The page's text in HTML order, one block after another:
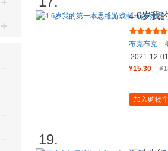
4-6岁我
布克布克
2021-12-01
¥15.30
加入购物
19.